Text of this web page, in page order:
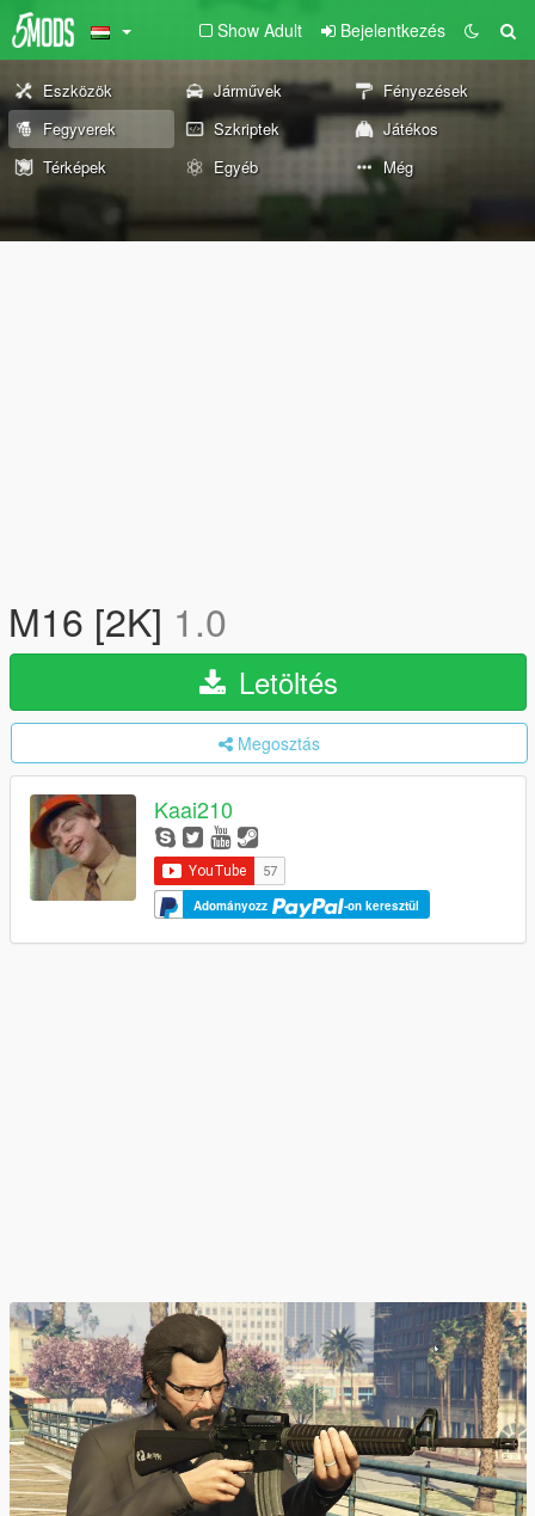
Show Adult Bejelentkezés
Eszközök Járművek
Fényezések
Fegyverek
Szkriptek
Játékos
Térképek
Egyéb Még
M16 [2K] 1.0
Letöltés
Megosztás
Kaai210
Adományozz -on keresztül